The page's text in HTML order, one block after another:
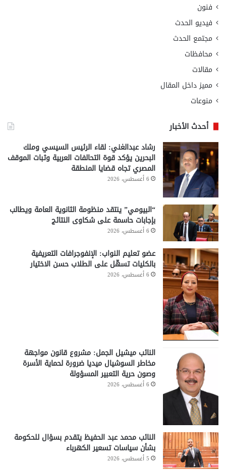
فنون
فيديو الحدث
مجتمع الحدث
محافظات
مقالات
مميز داخل المقال
منوعات
أحدث الأخبار
رشاد عبدالغني: لقاء الرئيس السيسي وملك
البحرين يؤكد قوة التحالفات العربية وثبات الموقف
المصري تجاه قضايا المنطقة
6 أغسطس، 2026
“البيومي” ينتقد منظومة الثانوية العامة ويطالب
بإجابات حاسمة على شكاوى النتائج
6 أغسطس، 2026
عضو تعليم النواب: الإنفوجرافات التعريفية
بالكليات تسهّل على الطلاب حسن الاختيار
6 أغسطس، 2026
النائب ميشيل الجمل: مشروع قانون مواجهة
مخاطر السوشيال ميديا ضرورة لحماية الأسرة
وصون حرية التعبير المسؤولة
6 أغسطس، 2026
النائب محمد عبد الحفيظ يتقدم بسؤال للحكومة
بشأن سياسات تسعير الكهرباء
5 أغسطس، 2026